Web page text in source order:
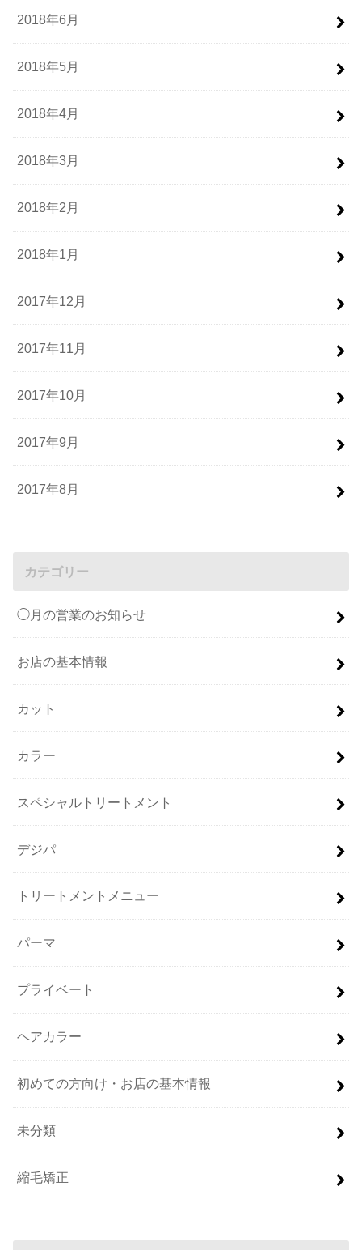
2018年6月
2018年5月
2018年4月
2018年3月
2018年2月
2018年1月
2017年12月
2017年11月
2017年10月
2017年9月
2017年8月
カテゴリー
◯月の営業のお知らせ
お店の基本情報
カット
カラー
スペシャルトリートメント
デジパ
トリートメントメニュー
パーマ
プライベート
ヘアカラー
初めての方向け・お店の基本情報
未分類
縮毛矯正